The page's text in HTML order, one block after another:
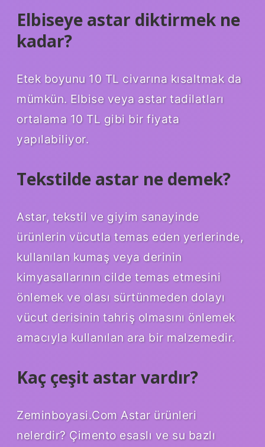
Elbiseye astar diktirmek ne
kadar?
Etek boyunu 10 TL civarına kısaltmak da
mümkün. Elbise veya astar tadilatları
ortalama 10 TL gibi bir fiyata
yapılabiliyor.
Tekstilde astar ne demek?
Astar, tekstil ve giyim sanayinde
ürünlerin vücutla temas eden yerlerinde,
kullanılan kumaş veya derinin
kimyasallarının cilde temas etmesini
önlemek ve olası sürtünmeden dolayı
vücut derisinin tahriş olmasını önlemek
amacıyla kullanılan ara bir malzemedir.
Kaç çeşit astar vardır?
Zeminboyasi.Com Astar ürünleri
nelerdir? Çimento esaslı ve su bazlı